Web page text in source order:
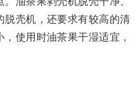
壳机，还要求有较高的清
，使用时油茶果干湿适宜，